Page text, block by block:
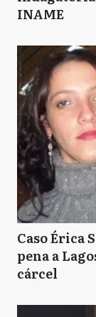
INAME
Caso Érica
pena a
cárcel